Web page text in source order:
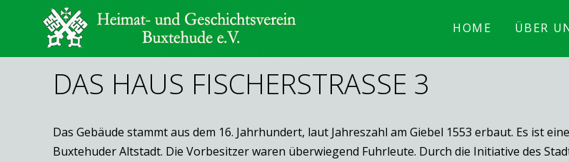
HOME ÜBER
DAS HAUS FISCHERSTRASSE 3
Das Gebäude stammt aus dem 16. Jahrhundert, laut Jahreszahl am Giebel 1553 erbaut. Es ist
Buxtehuder Altstadt. Die Vorbesitzer waren überwiegend Fuhrleute. Durch die Initiative des